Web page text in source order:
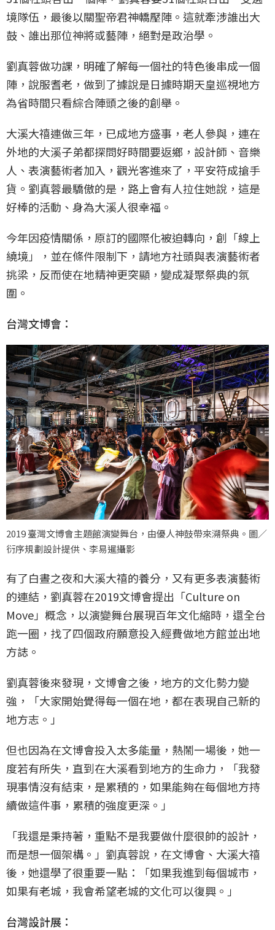
境隊伍，最後以關聖帝君神轎壓陣。這就牽涉誰出大
鼓、誰出那位神將或藝陣，絕對是政治學。
劉真蓉做功課，明確了解每一個社的特色後串成一個
陣，說服耆老，做到了據說是日據時期天皇巡視地方
為省時間只看綜合陣頭之後的創舉。
大溪大禧連做三年，已成地方盛事，老人參與，連在
外地的大溪子弟都探問好時間要返鄉，設計師、音樂
人、表演藝術者加入，觀光客進來了，平安符成搶手
貨。劉真蓉最驕傲的是，路上會有人拉住她說，這是
好棒的活動、身為大溪人很幸福。
今年因疫情關係，原訂的國際化被迫轉向，創「線上
繞境」，並在條件限制下，請地方社頭與表演藝術者
挑梁，反而使在地精神更突顯，變成凝聚祭典的氛
圍。
台灣文博會：
2019 臺灣文博會主題館演變舞台，由優人神鼓帶來溯祭典。圖／
衍序規劃設計提供、李易暹攝影
有了白晝之夜和大溪大禧的養分，又有更多表演藝術
的連結，劉真蓉在2019文博會提出「Culture on
Move」概念，以演變舞台展現百年文化縮時，還全台
跑一圈，找了四個政府願意投入經費做地方館並出地
方誌。
劉真蓉後來發現，文博會之後，地方的文化勢力變
強，「大家開始覺得每一個在地，都在表現自己新的
地方志。」
但也因為在文博會投入太多能量，熱鬧一場後，她一
度若有所失，直到在大溪看到地方的生命力，「我發
現事情沒有結束，是累積的，如果能夠在每個地方持
續做這件事，累積的強度更深。」
「我還是秉持著，重點不是我要做什麼很帥的設計，
而是想一個架構。」劉真蓉說，在文博會、大溪大禧
後，她還學了很重要一點：「如果我進到每個城市，
如果有老城，我會希望老城的文化可以復興。」
台灣設計展：